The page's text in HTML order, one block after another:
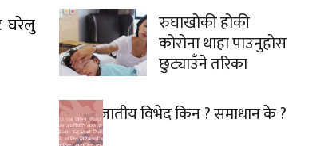
घरेलु
रुघाखोकी होकी
कोरोना थाहा पाउनुहोस
छुट्याउँने तरिका
जातीय विभेद किन ? समाधान के ?